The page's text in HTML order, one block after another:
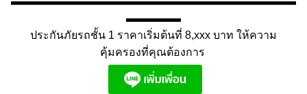
▬▬▬▬▬
ประกันภัยรถชั้น 1 ราคาเริ่มต้นที่ 8,xxx บาท ให้ความ
คุ้มครองที่คุณต้องการ